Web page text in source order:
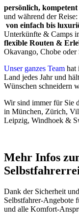
persönlich,
und während der Reise:
von einfach bis
Unterkünfte & Camps
flexible Routen &
Okavango, Chobe oder
Unser ganzes Team hat
Land jedes Jahr und
Wünschen schneidern
Wir sind immer für Sie
in München, Zürich,
Leipzig, Windhoek &
Mehr Infos
Dank der Sicherheit
Selbstfahrer-Angebote
und alle Komfort-